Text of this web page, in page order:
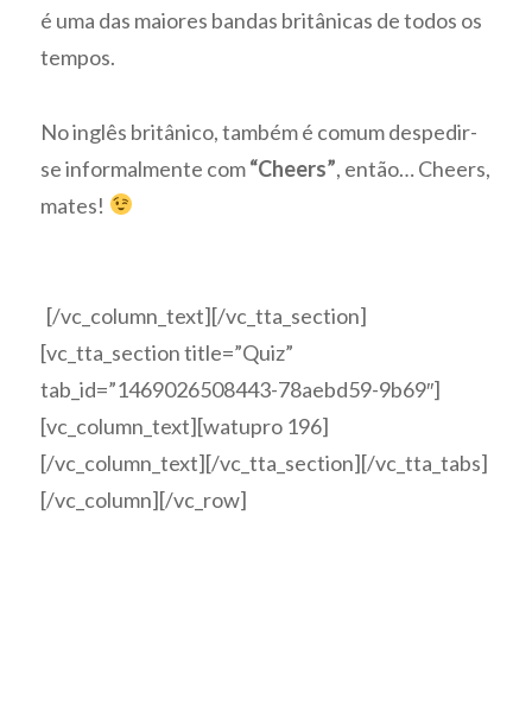
é uma das maiores bandas britânicas de todos os
tempos.
No inglês britânico, também é comum despedir-
se informalmente com“Cheers”, então… Cheers,
mates!
[/vc_column_text][/vc_tta_section]
[vc_tta_section title=”Quiz”
tab_id=”1469026508443-78aebd59-9b69″]
[vc_column_text][watupro 196]
[/vc_column_text][/vc_tta_section][/vc_tta_tabs]
[/vc_column][/vc_row]